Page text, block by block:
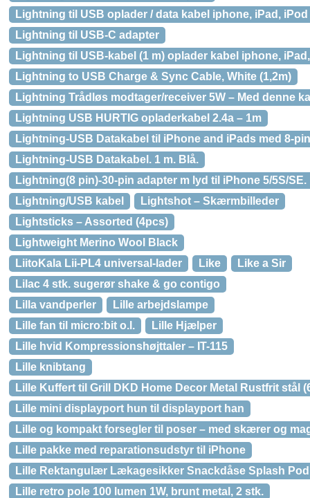
Lightning til USB oplader / data kabel iphone, iPad, iPod
Lightning til USB-C adapter
Lightning til USB-kabel (1 m) oplader kabel iphone,
Lightning to USB Charge & Sync Cable, White (1,2m)
Lightning Trådløs modtager/receiver 5W – Med denne
Lightning USB HURTIG opladerkabel 2.4a – 1m
Lightning-USB Datakabel til iPhone and iPads med 8-
Lightning-USB Datakabel. 1 m. Blå.
Lightning(8 pin)-30-pin adapter m lyd til iPhone 5/5S/SE.
Lightning/USB kabel
Lightshot – Skærmbilleder
Lightsticks – Assorted (4pcs)
Lightweight Merino Wool Black
LiitoKala Lii-PL4 universal-lader
Like
Like a Sir
Lilac 4 stk. sugerør shake & go contigo
Lilla vandperler
Lille arbejdslampe
Lille fan til micro:bit o.l.
Lille Hjælper
Lille hvid Kompressionshøjttaler – IT-115
Lille knibtang
Lille Kuffert til Grill DKD Home Decor Metal Rustfrit stål
Lille mini displayport hun til displayport han
Lille og kompakt forsegler til poser – med skærer og
Lille pakke med reparationsudstyr til iPhone
Lille Rektangulær Lækagesikker Snackdåse Splash Pod
Lille retro pole 100 lumen 1W, brunt metal, 2 stk.